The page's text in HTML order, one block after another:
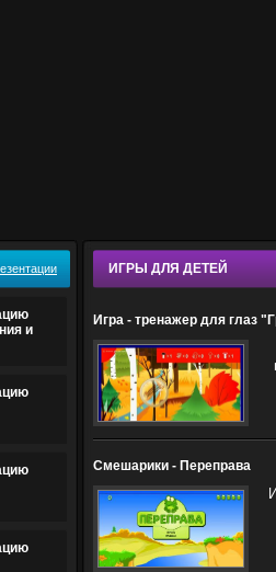
и
ИГРЫ ДЛЯ ДЕТЕЙ
Игра - тренажер для глаз
Смешарики - Переправа